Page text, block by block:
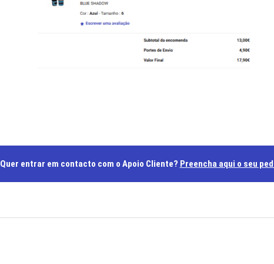
Quer entrar em contacto com o Apoio Cliente? Preencha aqui o seu